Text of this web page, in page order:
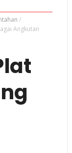
/
Angkutan